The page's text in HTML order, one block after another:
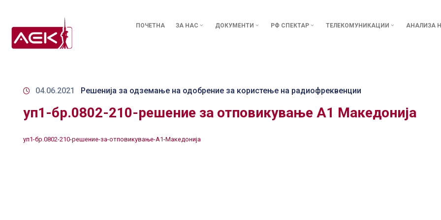
ПОЧЕТНА ЗА НАС ДОКУМЕНТИ РФ СПЕКТАР ТЕЛЕКОМУНИКАЦИИ АНАЛИЗА
04.06.2021 Решенија за одземање на одобрение за користење на радиофреквенции
уп1-бр.0802-210-решение за отповикување А1 Македонија
уп1-бр.0802-210-решение-за-отповикување-А1-Македонија